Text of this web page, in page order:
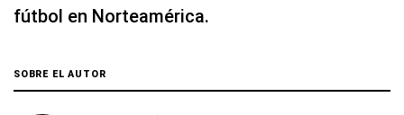
fútbol en Norteamérica.
SOBRE EL AUTOR